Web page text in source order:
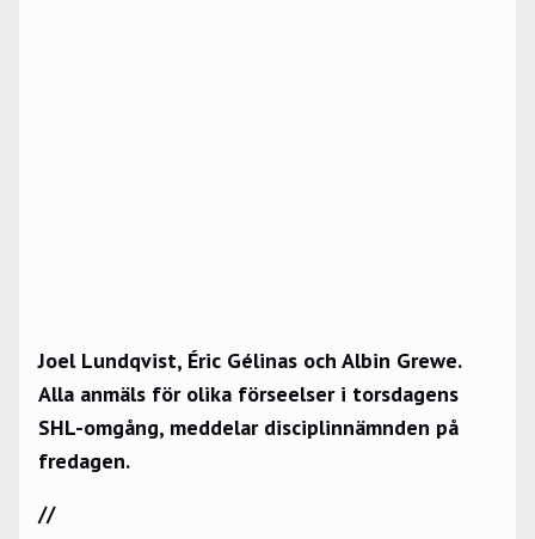
Joel Lundqvist, Éric Gélinas och Albin Grewe.
Alla anmäls för olika förseelser i torsdagens
SHL-omgång, meddelar disciplinnämnden på
fredagen.
//